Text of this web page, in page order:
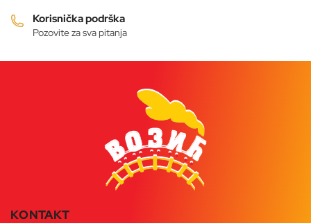
proizvoda.
Korisnička podrška
Pozovite za sva pitanja
KONTAKT